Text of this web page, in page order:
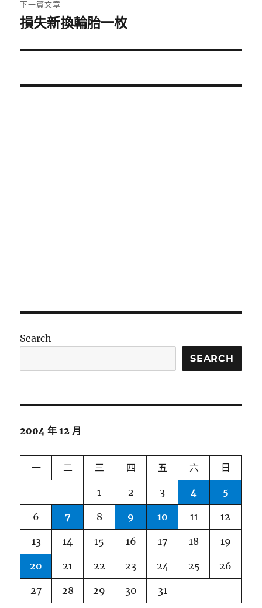
章:
下一篇文章
下
篇
章:
損失新換輪胎一枚
Search
SEARCH
2004 年 12 月
一 二 三 四 五 六 日
1 2 3 4 5
6 7 8 9 10 11 12
13 14 15 16 17 18 19
20 21 22 23 24 25 26
27 28 29 30 31